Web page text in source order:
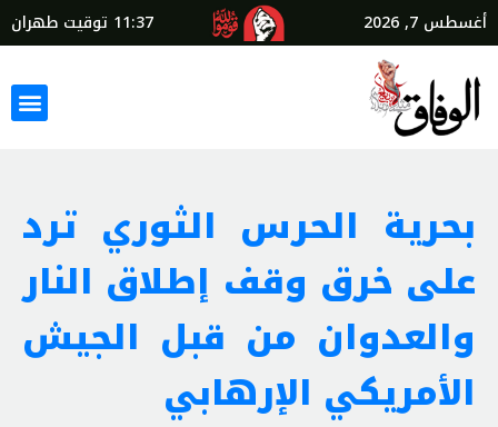
أغسطس 7, 2026 11:37 توقيت طهران
بحرية الحرس الثوري ترد
على خرق وقف إطلاق النار
والعدوان من قبل الجيش
الأمريكي الإرهابي